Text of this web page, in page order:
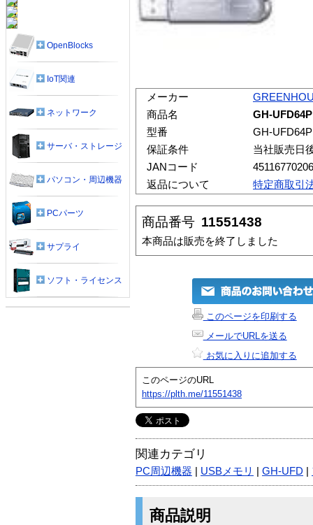
メーカー
商品名
GH-
型番
GH-
保証条件
当社販売日
JANコード
返品について
特定商取引
商品番号 11551438
本商品は販売を終了しました
このページを印刷する
メールでURLを送る
お気に入りに追加する
このページのURL
https://plth.me/11551438
関連カテゴリ
PC周辺機器 USBメモリ GH-UFD
商品説明
OpenBlocks
IoT関連
ネットワーク
サーバ・ストレージ
パソコン・周辺機器
PCパーツ
サプライ
ソフト・ライセンス